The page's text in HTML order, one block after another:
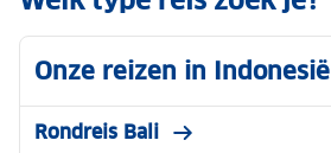
Onze reizen in Indonesië
Rondreis Bali